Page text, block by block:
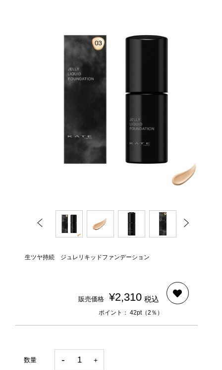
生ツヤ持続 ジュレリキッドファンデーション
販売価格 ¥2,310 税込
ポイント： 42pt（2％）
数量